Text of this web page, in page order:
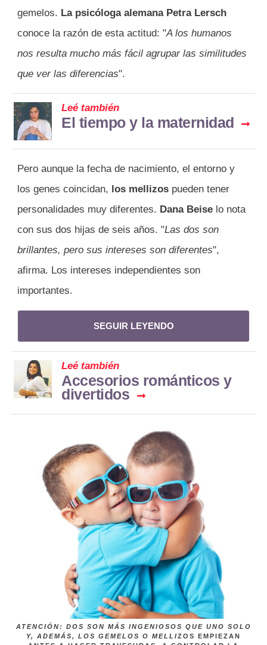
gemelos. La psicóloga alemana Petra Lersch
conoce la razón de esta actitud: "A los humanos
nos resulta mucho más fácil agrupar las similitudes
que ver las diferencias".
Leé también
El tiempo y la maternidad
Pero aunque la fecha de nacimiento, el entorno y
los genes coincidan, los mellizos pueden tener
personalidades muy diferentes. Dana Beise lo nota
con sus dos hijas de seis años. "Las dos son
brillantes, pero sus intereses son diferentes",
afirma. Los intereses independientes son
importantes.
SEGUIR LEYENDO
Leé también
Accesorios románticos y
divertidos
ATENCIÓN: DOS SON MÁS INGENIOSOS QUE UNO SOLO
Y, ADEMÁS, LOS GEMELOS O MELLIZOS EMPIEZAN